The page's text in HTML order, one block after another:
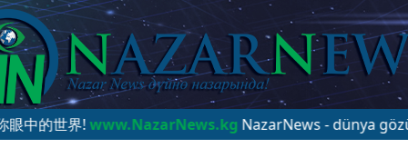
世界!www.NazarNews.kgNazarNews - dünya